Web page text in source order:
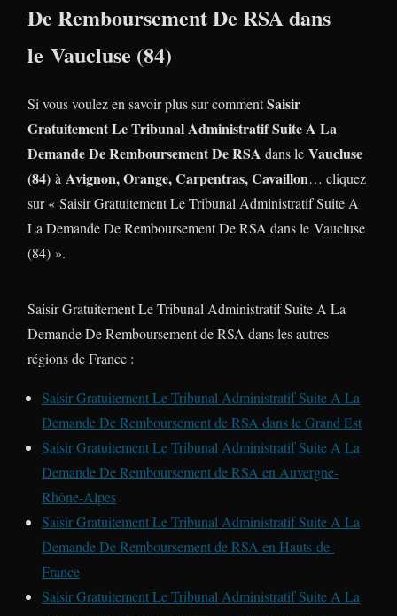
De Remboursement De RSA dans
le Vaucluse (84)
Si vous voulez en savoir plus sur commentSaisir
Gratuitement Le Tribunal Administratif Suite A La
Demande De Remboursement De RSA dans le Vaucluse
(84) à Avignon, Orange, Carpentras, Cavaillon… cliquez
sur « Saisir Gratuitement Le Tribunal Administratif Suite A
La Demande De Remboursement De RSA dans le Vaucluse
(84) ».
Saisir Gratuitement Le Tribunal Administratif Suite A La
Demande De Remboursement de RSA dans les autres
régions de France :
Saisir Gratuitement Le Tribunal Administratif Suite A La
Demande De Remboursement de RSA dans le Grand Est
Saisir Gratuitement Le Tribunal Administratif Suite A La
Demande De Remboursement de RSA en Auvergne-
Rhône-Alpes
Saisir Gratuitement Le Tribunal Administratif Suite A La
Demande De Remboursement de RSA en Hauts-de-
France
Saisir Gratuitement Le Tribunal Administratif Suite A La